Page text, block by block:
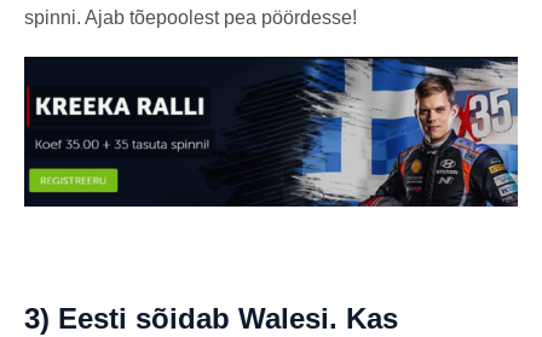
spinni. Ajab tõepoolest pea pöördesse!
3) Eesti sõidab Walesi. Kas